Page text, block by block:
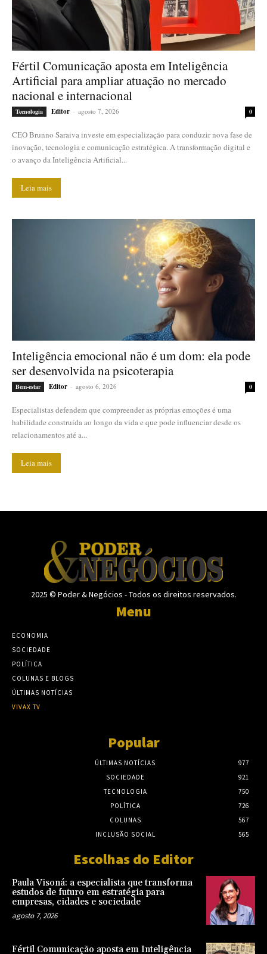
Fértil Comunicação aposta em Inteligência
Artificial para ampliar atuação no mercado
nacional e internacional
Tecnologia Editor - agosto 7, 2026 0
CEO Brunno Saraiva investe em especialização para conduzir nova fase de
inovação, tecnologia e comunicação estratégica. A transformação digital e
o avanço da Inteligência Artificial...
Leia mais
Inteligência emocional não é um dom: ela pode
ser desenvolvida na psicoterapia
Bem-estar Editor - agosto 6, 2026 0
Especialistas defendem que compreender as próprias emoções é uma
habilidade construída ao longo da vida e que pode influenciar desde os
relacionamentos até a...
Leia mais
2025 © Poder & Negócios - Todos os direitos reservados.
Menu
ECONOMIA
SOCIEDADE
POLÍTICA
COLUNAS E BLOGS
ÚLTIMAS NOTÍCIAS
VIVAX TV
Popular
ÚLTIMAS NOTÍCIAS
977
SOCIEDADE
921
TECNOLOGIA
750
POLÍTICA
726
COLUNAS
567
INCLUSÃO SOCIAL
565
Escolhas do Editor
Paula Visoná: a especialista que transforma
estudos de futuro em estratégia para
empresas, cidades e sociedade
agosto 7, 2026
Fértil Comunicação aposta em Inteligência